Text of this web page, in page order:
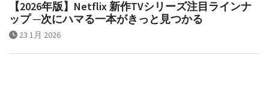
【2026年版】Netflix 新作TVシリーズ注目ラインナ
ップ ─次にハマる一本がきっと見つかる
23 1月 2026